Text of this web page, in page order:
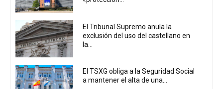
El Tribunal Supremo anula la
exclusión del uso del castellano en
la...
El TSXG obliga a la Seguridad Social
a mantener el alta de una...